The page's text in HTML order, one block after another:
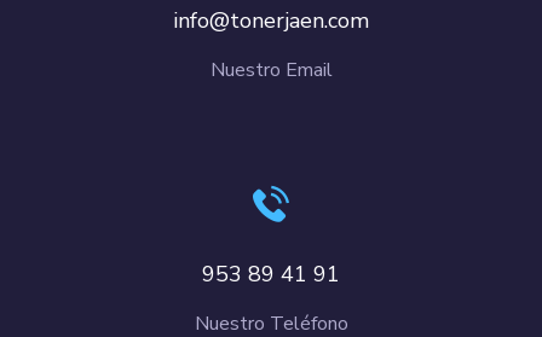
info@tonerjaen.com
Nuestro Email
953 89 41 91
Nuestro Teléfono